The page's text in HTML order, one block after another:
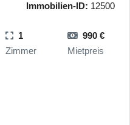
Immobilien-ID: 12500
1
Zimmer
990 €
Mietpreis